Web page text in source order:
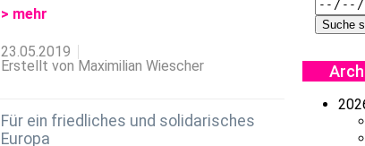
> mehr
23.05.2019
Erstellt von Maximilian Wiescher
Für ein friedliches und solidarisches
Europa